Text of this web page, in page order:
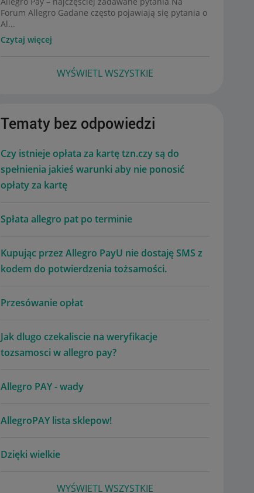
Forum Allegro Gadane często pojawiają się pytania o
Al...
Czytaj więcej
WYŚWIETL WSZYSTKIE
Tematy bez odpowiedzi
Czy istnieje opłata za kartę tzn.czy są do
spełnienia jakieś warunki aby nie ponosić
opłaty za kartę
Spłata allegro pat po terminie
Kupując przez Allegro PayU nie dostaję SMS z
kodem do potwierdzenia tożsamości.
Przesówanie opłat
Jak dlugo czekaliscie na weryfikacje
tozsamosci w allegro pay?
Allegro PAY - wady
AllegroPAY lista sklepow!
Dzięki wielkie
WYŚWIETL WSZYSTKIE